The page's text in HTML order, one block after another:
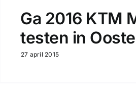
Ga 2016 KTM
testen in
27 april 2015